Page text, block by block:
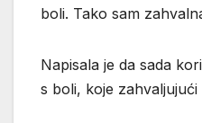
boli. Tako sam
Napisala je da sada
s boli, koje